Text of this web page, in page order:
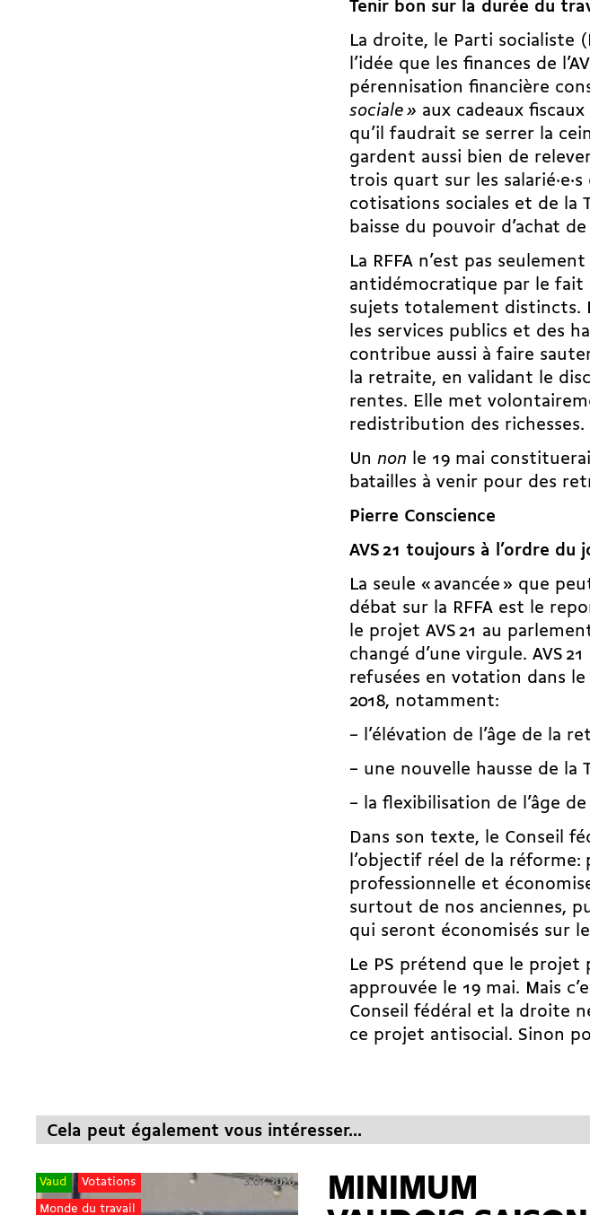
Tenir bon sur la durée du
La droite, le Parti socialiste
l’idée que les finances de
pérennisation financière
sociale » aux cadeaux
qu’il faudrait se serrer la
gardent aussi bien de
trois quart sur les
cotisations sociales et de la
baisse du pouvoir d’achat
La RFFA n’est pas
antidémocratique par le fait
sujets totalement distincts.
les services publics et des
contribue aussi à faire
la retraite, en validant le
rentes. Elle met
redistribution des richesses.
Un non le 19 mai
batailles à venir pour des
Pierre Conscience
AVS 21 toujours à l’ordre du
La seule « avancée » que
débat sur la RFFA est le
le projet AVS 21 au
changé d’une virgule. AVS
refusées en votation dans le
2018, notamment:
– l’élévation de l’âge de la
– une nouvelle hausse de la
– la flexibilisation de l’âge
Dans son texte, le Conseil
l’objectif réel de la
professionnelle et
surtout de nos anciennes,
qui seront économisés sur
Le PS prétend que le
approuvée le 19 mai. Mais
Conseil fédéral et la droite
ce projet antisocial. Sinon
Cela peut également vous intéresser...
Vaud
Votations
Monde du travail
3.07.2026
MINIMUM